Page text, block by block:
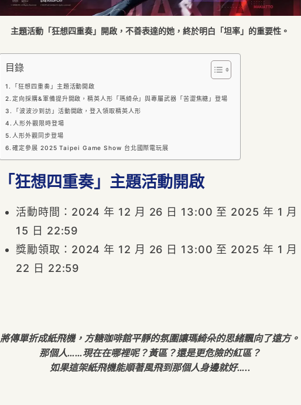
主題活動「狂想四重奏」開啟，不善表達的她，終於明白「坦率」的重要性。
目錄
「狂想四重奏」主題活動開啟
定向採購&軍備提升開啟，精英人形「瑪綺朵」與專屬武器「苦澀焦糖」登場
「波波沙到訪」活動開啟，登入領取精英人形
人形外觀限時登場
人形外觀同步登場
確定參展 2025 Taipei Game Show 台北國際電玩展
「狂想四重奏」主題活動開啟
活動時間：2024 年 12 月 26 日 13:00 至 2025 年 1 月
15 日 22:59
獎勵領取：2024 年 12 月 26 日 13:00 至 2025 年 1 月
22 日 22:59
將傳單折成紙飛機，方糖咖啡館平靜的氛圍讓瑪綺朵的思緒飄向了遠方。
那個人……現在在哪裡呢？黃區？還是更危險的紅區？
如果這架紙飛機能順著風飛到那個人身邊就好…..